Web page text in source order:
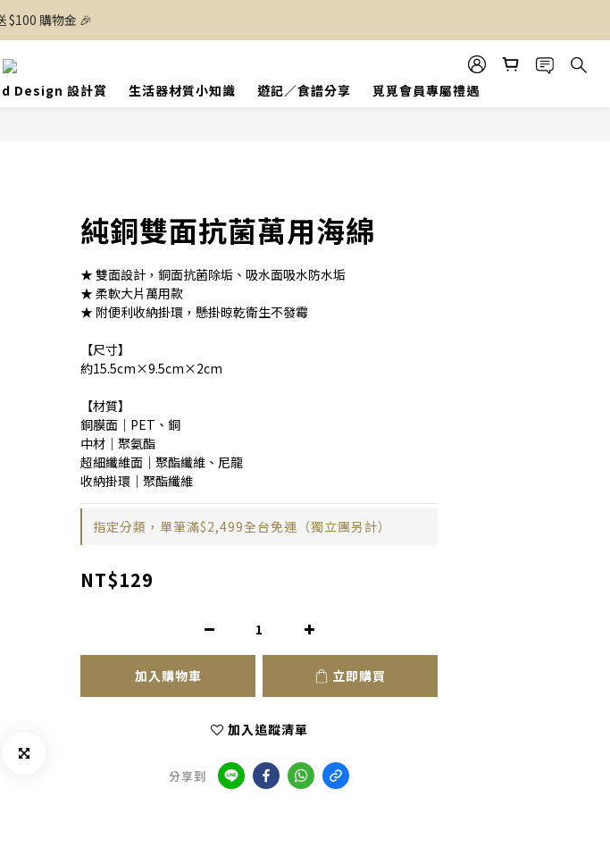
$100 購物金 🎉
Design 設計賞 生活器材質小知識 遊記／食譜分享 覓覓會員專屬禮遇
純銅雙面抗菌萬用海綿
★ 雙面設計，銅面抗菌除垢、吸水面吸水防水垢
★ 柔軟大片萬用款
★ 附便利收納掛環，懸掛晾乾衛生不發霉
【尺寸】
約15.5cm×9.5cm×2cm
【材質】
銅膜面｜PET、銅
中材｜聚氨酯
超細纖維面｜聚酯纖維、尼龍
收納掛環｜聚酯纖維
指定分類，單筆滿$2,499全台免運（獨立團另計）
NT$129
加入購物車 立即購買
加入追蹤清單
分享到